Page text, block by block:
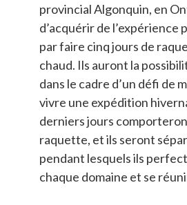
provincial Algonquin, en
d’acquérir de
par faire cinq jours de
chaud. Ils auront la
dans le cadre d’un défi de
vivre une expédition
derniers jours
raquette, et ils seront
pendant lesquels ils
chaque domaine et se